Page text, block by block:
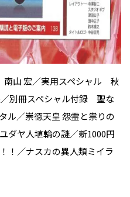
山 宏／実用スペシャル 秋
別冊スペシャル付録 聖な
ル／崇徳天皇 怨霊と祟りの
ダヤ人埴輪の謎／新1000円
！／ナスカの異人類ミイラ